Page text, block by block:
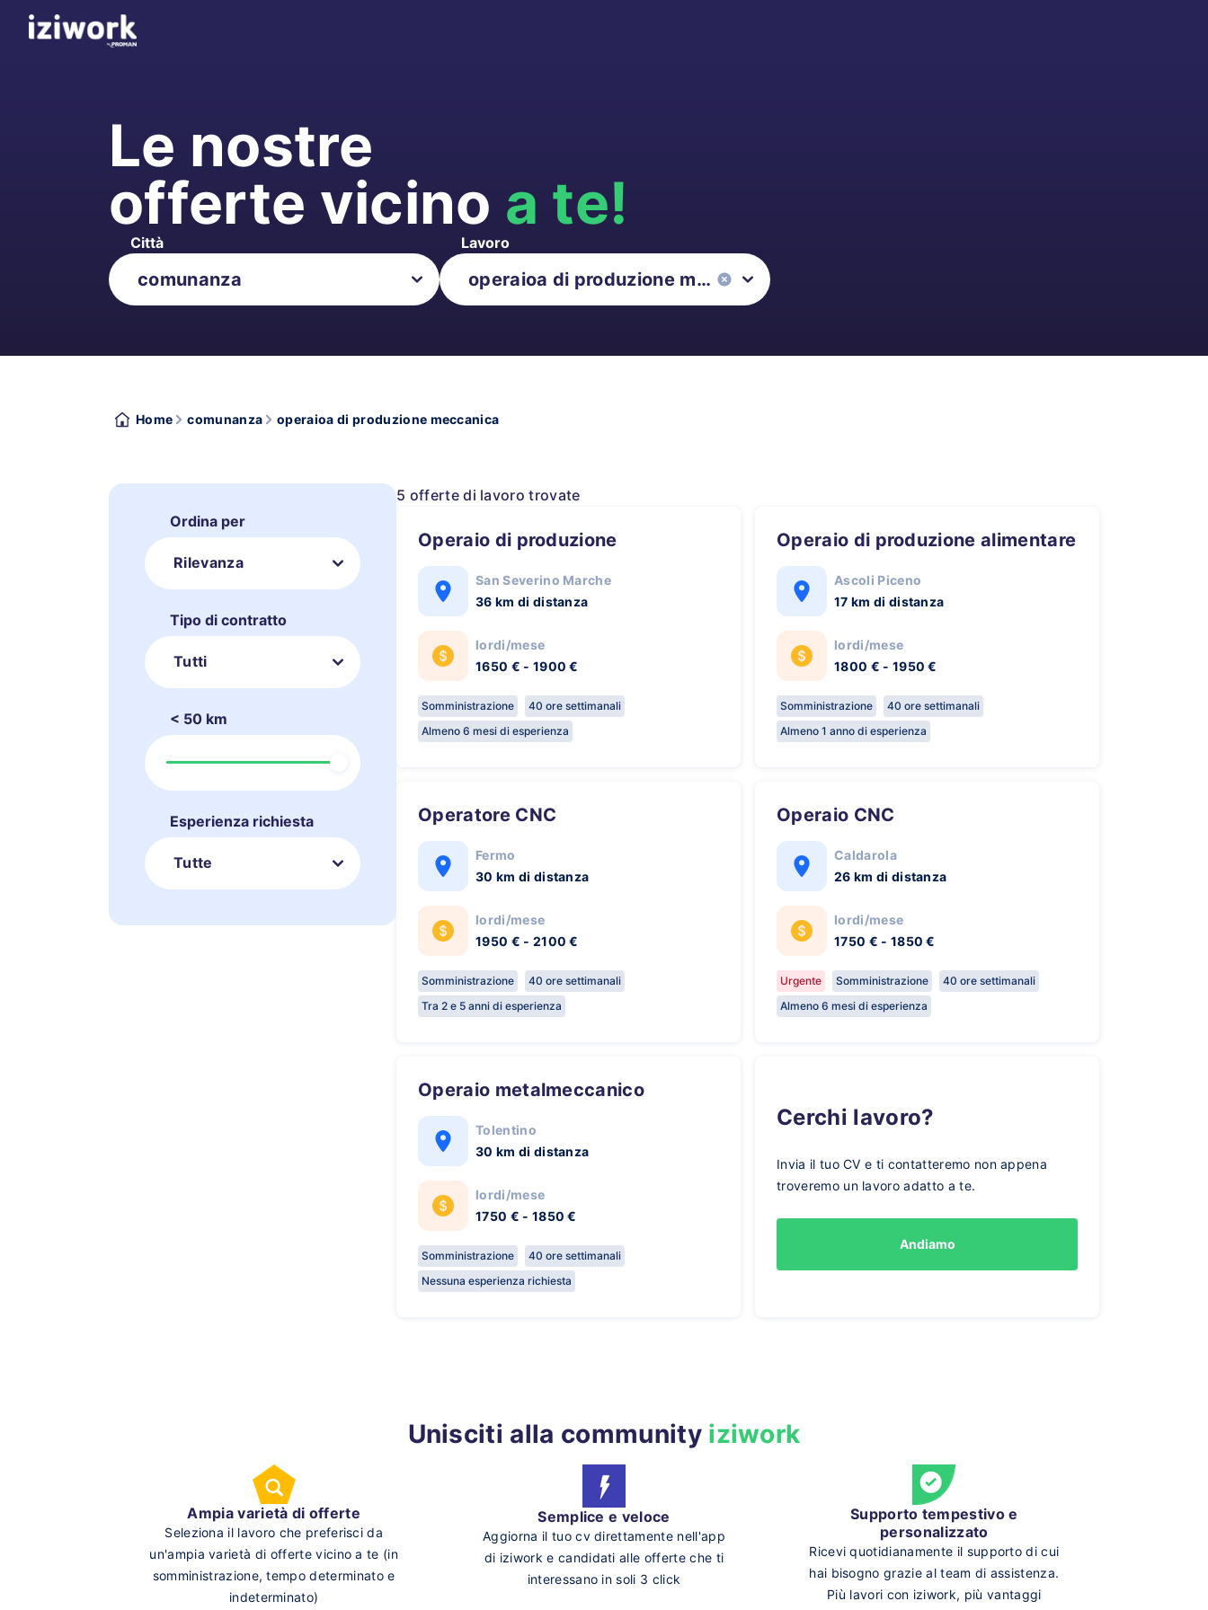
Le nostre
offerte vicino a te!
Città Lavoro
Home comunanza operaioa di produzione meccanica
Ordina per
Rilevanza
Tipo di contratto
Tutti
< 50 km
Esperienza richiesta
Tutte
5 offerte di lavoro trovate
Operaio di produzione
San Severino Marche
36 km di distanza
lordi/mese
1650 € - 1900 €
Somministrazione
40 ore settimanali
Almeno 6 mesi di esperienza
Operaio di produzione alimentare
Ascoli Piceno
17 km di distanza
lordi/mese
1800 € - 1950 €
Somministrazione
40 ore settimanali
Almeno 1 anno di esperienza
Operatore CNC
Fermo
30 km di distanza
lordi/mese
1950 € - 2100 €
Somministrazione
40 ore settimanali
Tra 2 e 5 anni di esperienza
Operaio CNC
Caldarola
26 km di distanza
lordi/mese
1750 € - 1850 €
Urgente Somministrazione
40 ore settimanali
Almeno 6 mesi di esperienza
Operaio metalmeccanico
Tolentino
30 km di distanza
lordi/mese
1750 € - 1850 €
Somministrazione
40 ore settimanali
Nessuna esperienza richiesta
Cerchi lavoro?
Invia il tuo CV e ti contatteremo non appena
troveremo un lavoro adatto a te.
Andiamo
Unisciti alla community iziwork
Ampia varietà di offerte
Seleziona il lavoro che preferisci da
un'ampia varietà di offerte vicino a te (in
somministrazione, tempo determinato e
indeterminato)
Semplice e veloce
Aggiorna il tuo cv direttamente nell'app
di iziwork e candidati alle offerte che ti
interessano in soli 3 click
Supporto tempestivo e
personalizzato
Ricevi quotidianamente il supporto di cui
hai bisogno grazie al team di assistenza.
Più lavori con iziwork, più vantaggi